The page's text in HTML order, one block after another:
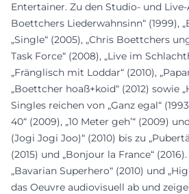
Entertainer. Zu den Studio- und Live-
Boettchers Liederwahnsinn“ (1999),
„Single“ (2005), „Chris Boettchers
Task Force“ (2008), „Live im
„Fränglisch mit Loddar“ (2010),
„Boettcher hoaß+koid“ (2012) sowie
Singles reichen von „Ganz egal“
40“ (2009), „10 Meter geh’“ (2009)
(Jogi Jogi Joo)“ (2010) bis zu
(2015) und „Bonjour la France“
„Bavarian Superhero“ (2010) und
das Oeuvre audiovisuell ab und